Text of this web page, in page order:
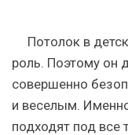
Потолок в
роль. Поэтому он
совершенно
и веселым.
подходят под все